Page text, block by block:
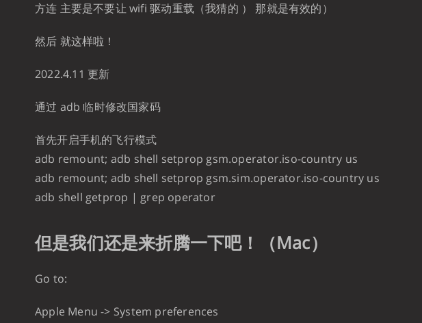
方连 主要是不要让 wifi 驱动重载（我猜的 ） 那就是有效的）
然后 就这样啦！
2022.4.11 更新
通过 adb 临时修改国家码
首先开启手机的飞行模式
adb remount; adb shell setprop gsm.operator.iso-country us
adb remount; adb shell setprop gsm.sim.operator.iso-country us
adb shell getprop | grep operator
但是我们还是来折腾一下吧！（Mac）
Go to:
Apple Menu -> System preferences